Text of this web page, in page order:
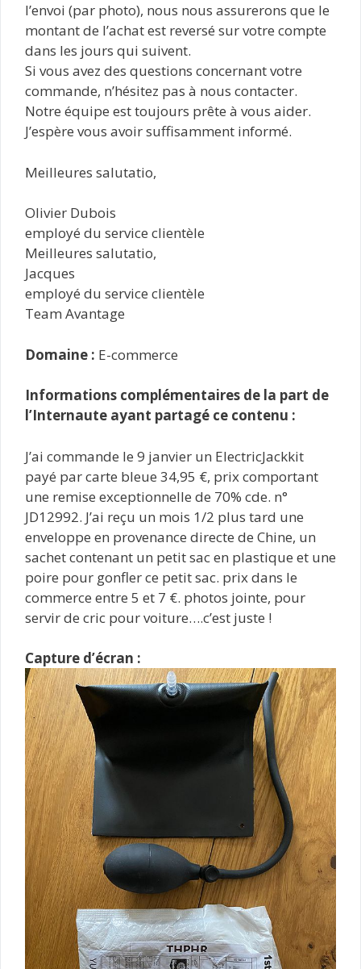
l’envoi (par photo), nous nous assurerons que le
montant de l’achat est reversé sur votre compte
dans les jours qui suivent.
Si vous avez des questions concernant votre
commande, n’hésitez pas à nous contacter.
Notre équipe est toujours prête à vous aider.
J’espère vous avoir suffisamment informé.
Meilleures salutatio,
Olivier Dubois
employé du service clientèle
Meilleures salutatio,
Jacques
employé du service clientèle
Team Avantage
Domaine : E-commerce
Informations complémentaires de la part de
l’Internaute ayant partagé ce contenu :
J’ai commande le 9 janvier un ElectricJackkit
payé par carte bleue 34,95 €, prix comportant
une remise exceptionnelle de 70% cde. n°
JD12992. J’ai reçu un mois 1/2 plus tard une
enveloppe en provenance directe de Chine, un
sachet contenant un petit sac en plastique et une
poire pour gonfler ce petit sac. prix dans le
commerce entre 5 et 7 €. photos jointe, pour
servir de cric pour voiture….c’est juste !
Capture d’écran :